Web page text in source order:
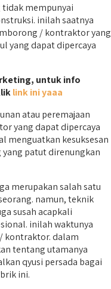
mempunyai
inilah saatnya
/ kontraktor yang
yang dapat dipercaya
untuk info
link ini yaaa
atau peremajaan
yang dapat dipercaya
menguatkan kesuksesan
yang patut direnungkan
merupakan salah satu
namun, teknik
susah acapkali
inilah waktunya
kontraktor. dalam
tentang utamanya
qyusi persada bagai
ini.